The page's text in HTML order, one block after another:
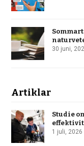
30 juni,
Artiklar
Studie
1 juli, 2026